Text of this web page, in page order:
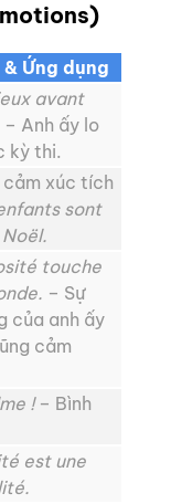
Ứng dụng
avant
– Anh ấy lo
kỳ thi.
cảm xúc tích
sont
touche
– Sự
của anh ấy
cảm
!– Bình
est une